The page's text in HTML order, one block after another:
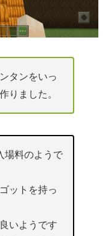
タンをいっ
りました。
場料のようで
ットを持っ
いようです